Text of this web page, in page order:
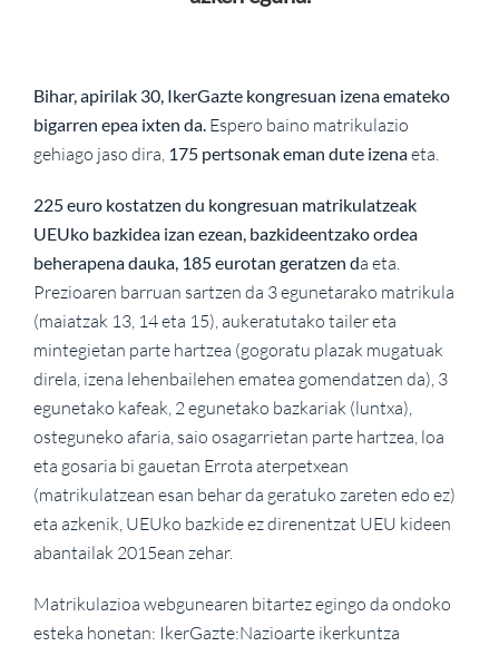
Bihar, apirilak 30, IkerGazte kongresuan izena emateko
bigarren epea ixten da. Espero baino matrikulazio
gehiago jaso dira, 175 pertsonak eman dute izenaeta.
225 euro kostatzen du kongresuan matrikulatzeak
UEUko bazkidea izan ezean, bazkideentzako ordea
beherapena dauka, 185 eurotan geratzen da eta.
Prezioaren barruan sartzen da 3 egunetarako matrikula
(maiatzak 13, 14 eta 15), aukeratutako tailer eta
mintegietan parte hartzea (gogoratu plazak mugatuak
direla, izena lehenbailehen ematea gomendatzen da), 3
egunetako kafeak, 2 egunetako bazkariak (luntxa),
osteguneko afaria, saio osagarrietan parte hartzea, loa
eta gosaria bi gauetan Errota aterpetxean
(matrikulatzean esan behar da geratuko zareten edo ez)
eta azkenik, UEUko bazkide ez direnentzat UEU kideen
abantailak 2015ean zehar.
Matrikulazioa webgunearen bitartez egingo da ondoko
esteka honetan: IkerGazte:Nazioarte ikerkuntza